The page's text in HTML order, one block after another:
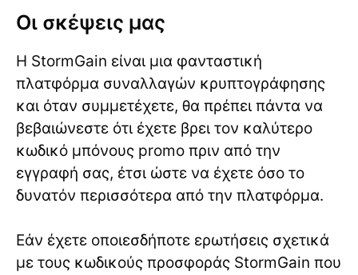
Οι σκέψεις μας
Η StormGain είναι μια φανταστική
πλατφόρμα συναλλαγών κρυπτογράφησης
και όταν συμμετέχετε, θα πρέπει πάντα να
βεβαιώνεστε ότι έχετε βρει τον καλύτερο
κωδικό μπόνους promo πριν από την
εγγραφή σας, έτσι ώστε να έχετε όσο το
δυνατόν περισσότερα από την πλατφόρμα.
Εάν έχετε οποιεσδήποτε ερωτήσεις σχετικά
με τους κωδικούς προσφοράς StormGain που